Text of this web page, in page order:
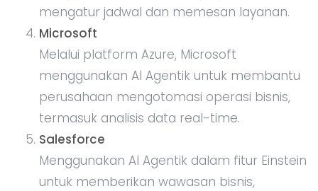
mengatur jadwal dan memesan layanan.
Microsoft
Melalui platform Azure, Microsoft
menggunakan AI Agentik untuk membantu
perusahaan mengotomasi operasi bisnis,
termasuk analisis data real-time.
Salesforce
Menggunakan AI Agentik dalam fitur Einstein
untuk memberikan wawasan bisnis,